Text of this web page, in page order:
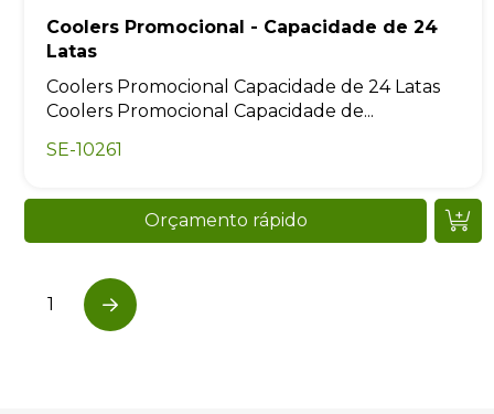
Coolers Promocional - Capacidade de 24
Latas
Coolers Promocional Capacidade de 24 Latas
Coolers Promocional Capacidade de...
SE-10261
Orçamento rápido
1 Next